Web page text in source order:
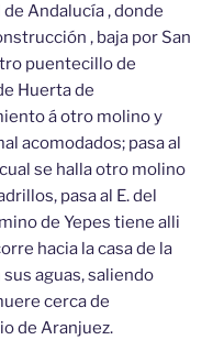
Andalucía , donde
, baja por San
puentecillo de
Huerta de
á otro molino y
acomodados; pasa al
se halla otro molino
pasa al E. del
de Yepes tiene alli
hacia la casa de la
aguas, saliendo
cerca de
de Aranjuez.